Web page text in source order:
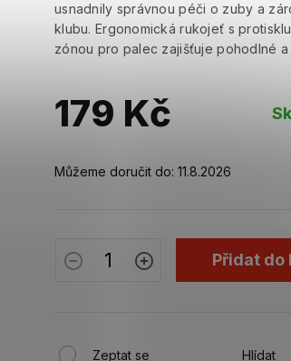
usnadnily správnou péči o zuby a
klubu. Ergonomická rukojeť s
zónou pro palec zajišťuje pohodlné
179 Kč
cena:
Můžeme doručit do: 11.8.2026
Přidat do
Zeptat se Hlídat